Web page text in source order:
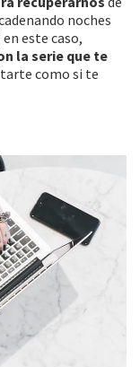
noches
este caso,
la serie que te
como si te